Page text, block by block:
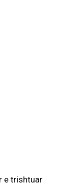
e trishtuar